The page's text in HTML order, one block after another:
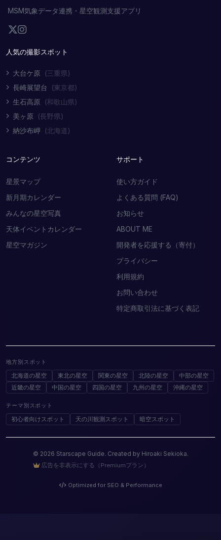
MSM気象データ連携・星空観測支援アプリ
人気の撮影スポット
大台ケ原 (三重県)
長崎展望台
(東京都)
生石高原 (和歌山県)
美ヶ原 (長野県)
納沙布岬
(北海道)
コンテンツ
星景マップ
新月期カレンダー
みんなの星空写真
天体イベントカレンダー
星空マガジン
サポート
使い方ガイド
よくある質問 (FAQ)
お知らせ
ABOUT ME
開発者を応援する（寄付）
プライバシー
利用規約
お問い合わせ
特定商取引法に基づく表記
地方別スポット
北海道の星空 東北の星空 関東の星空 北陸の星空
中部の星空
近畿の星空
中国の星空 四国の星空 九州の星空 沖縄の星空
テーマ別スポット
初心者向けスポット 天の川観測スポット 暗空スポット
© 2026 Starscape Guide. Created by Hiroaki Sekioka.
広告を非表示にする（Premiumプラン）
Optimized for SEO & Performance